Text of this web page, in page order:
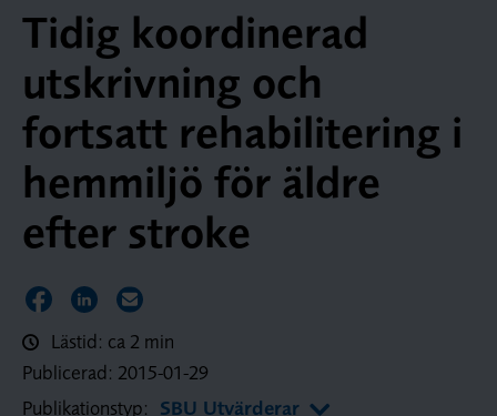
Tidig koordinerad
utskrivning och
fortsatt rehabilitering i
hemmiljö för äldre
efter stroke
Dela sidan på Facebook
Dela sidan på LinkedIn
Dela sidan via E-post
Lästid: ca 2 min
Publicerad: 2015-01-29
Publikationstyp: SBU Utvärderar